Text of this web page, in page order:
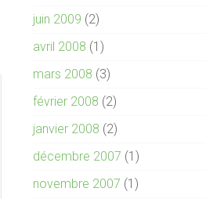
juin 2009 (2)
avril 2008 (1)
mars 2008 (3)
février 2008 (2)
janvier 2008 (2)
décembre 2007 (1)
novembre 2007 (1)